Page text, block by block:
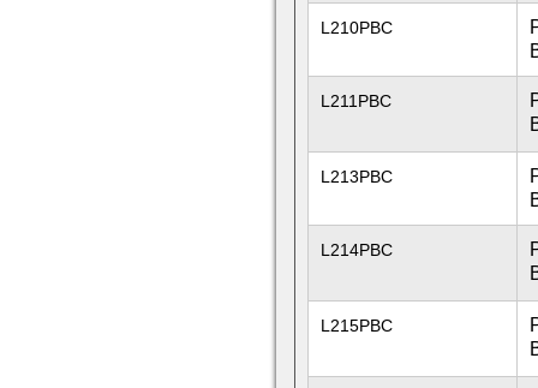
L210PBC
L211PBC
L213PBC
L214PBC
L215PBC